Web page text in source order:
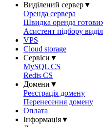
Виділений сервер▼
Оренда сервера
Швидка оренда готових
Асистент підбору
VPS
Cloud storage
Сервіси ▼
MySQL CS
Redis CS
Домени ▼
Реєстрація домену
Перенесення домену
Оплата
Інформація▼